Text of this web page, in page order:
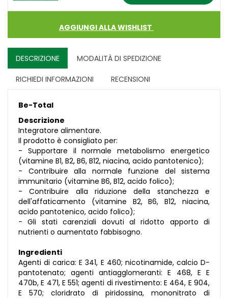
AGGIUNGI ALLA WISHLIST
DESCRIZIONE MODALITÀ DI SPEDIZIONE
RICHIEDI INFORMAZIONI RECENSIONI
Be-Total
Descrizione
Integratore alimentare.
Il prodotto è consigliato per:
- Supportare il normale metabolismo energetico
(vitamine B1, B2, B6, B12, niacina, acido pantotenico);
- Contribuire alla normale funzione del sistema
immunitario (vitamine B6, B12, acido folico);
- Contribuire alla riduzione della stanchezza e
dell'affaticamento (vitamine B2, B6, B12, niacina,
acido pantotenico, acido folico);
- Gli stati carenziali dovuti al ridotto apporto di
nutrienti o aumentato fabbisogno.
Ingredienti
Agenti di carica: E 341, E 460; nicotinamide, calcio D-
pantotenato; agenti antiagglomeranti: E 468, E E
470b, E 471, E 551; agenti di rivestimento: E 464, E 904,
E 570; cloridrato di piridossina, mononitrato di